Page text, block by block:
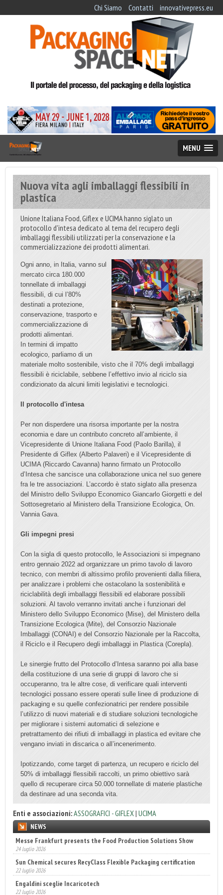
Chi Siamo Contatti innovativepress.eu
MENU
Nuova vita agli imballaggi flessibili in
plastica
Unione Italiana Food, Giflex e UCIMA hanno siglato un
protocollo d'intesa dedicato al tema del recupero degli
imballaggi flessibili utilizzati per la conservazione e la
commercializzazione dei prodotti alimentari.
Ogni anno, in Italia, vanno sul
mercato circa 180.000
tonnellate di imballaggi
flessibili, di cui l’80%
destinati a protezione,
conservazione, trasporto e
commercializzazione di
prodotti alimentari.
In termini di impatto
ecologico, parliamo di un
materiale molto sostenibile, visto che il 70% degli imballaggi
flessibili è riciclabile, sebbene l’effettivo invio al riciclo sia
condizionato da alcuni limiti legislativi e tecnologici.
Il protocollo d'intesa
Per non disperdere una risorsa importante per la nostra
economia e dare un contributo concreto all’ambiente, il
Vicepresidente di Unione Italiana Food (Paolo Barilla), il
Presidente di Giflex (Alberto Palaveri) e il Vicepresidente di
UCIMA (Riccardo Cavanna) hanno firmato un Protocollo
d’Intesa che sancisce una collaborazione unica nel suo genere
fra le tre associazioni. L’accordo è stato siglato alla presenza
del Ministro dello Sviluppo Economico Giancarlo Giorgetti e del
Sottosegretario al Ministero della Transizione Ecologica, On.
Vannia Gava.
Gli impegni presi
Con la sigla di questo protocollo, le Associazioni si impegnano
entro gennaio 2022 ad organizzare un primo tavolo di lavoro
tecnico, con membri di altissimo profilo provenienti dalla filiera,
per analizzare i problemi che ostacolano la sostenibilità e
riciclabilità degli imballaggi flessibili ed elaborare possibili
soluzioni. Al tavolo verranno invitati anche i funzionari del
Ministero dello Sviluppo Economico (Mise), del Ministero della
Transizione Ecologica (Mite), del Consorzio Nazionale
Imballaggi (CONAI) e del Consorzio Nazionale per la Raccolta,
il Riciclo e il Recupero degli imballaggi in Plastica (Corepla).
Le sinergie frutto del Protocollo d’Intesa saranno poi alla base
della costituzione di una serie di gruppi di lavoro che si
occuperanno, tra le altre cose, di verificare quali interventi
tecnologici possano essere operati sulle linee di produzione di
packaging e su quelle confezionatrici per rendere possibile
l’utilizzo di nuovi materiali e di studiare soluzioni tecnologiche
per migliorare i sistemi automatici di selezione e
pretrattamento dei rifiuti di imballaggi in plastica ed evitare che
vengano inviati in discarica o all’incenerimento.
Ipotizzando, come target di partenza, un recupero e riciclo del
50% di imballaggi flessibili raccolti, un primo obiettivo sarà
quello di recuperare circa 50.000 tonnellate di materie plastiche
da destinare ad una seconda vita.
Enti e associazioni:ASSOGRAFICI - GIFLEX| UCIMA
NEWS
Sun Chemical secures RecyClass Flexible Packaging certification
22 luglio 2026
Engaldini sceglie Incaricotech
22 luglio 2026
Annunciati i finalisti dei Diamonds Awards 2026 di FTA Europe
14 luglio 2026